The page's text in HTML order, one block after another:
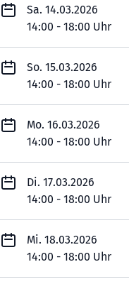
Sa. 14.03.2026
14:00 - 18:00 Uhr
So. 15.03.2026
14:00 - 18:00 Uhr
Mo. 16.03.2026
14:00 - 18:00 Uhr
Di. 17.03.2026
14:00 - 18:00 Uhr
Mi. 18.03.2026
14:00 - 18:00 Uhr